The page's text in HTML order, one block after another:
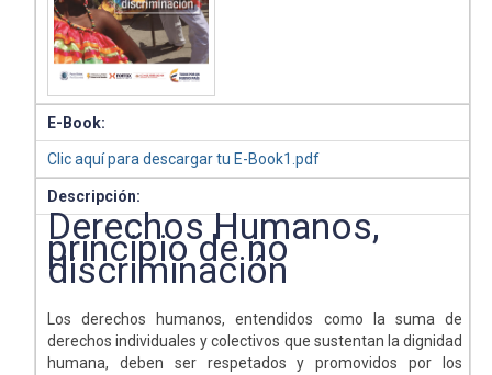
E-Book:
Clic aquí para descargar tu E-Book1.pdf
Descripción:
Derechos Humanos,
principio de no
discriminación
Los derechos humanos, entendidos como la suma de
derechos individuales y colectivos que sustentan la dignidad
humana, deben ser respetados y promovidos por los